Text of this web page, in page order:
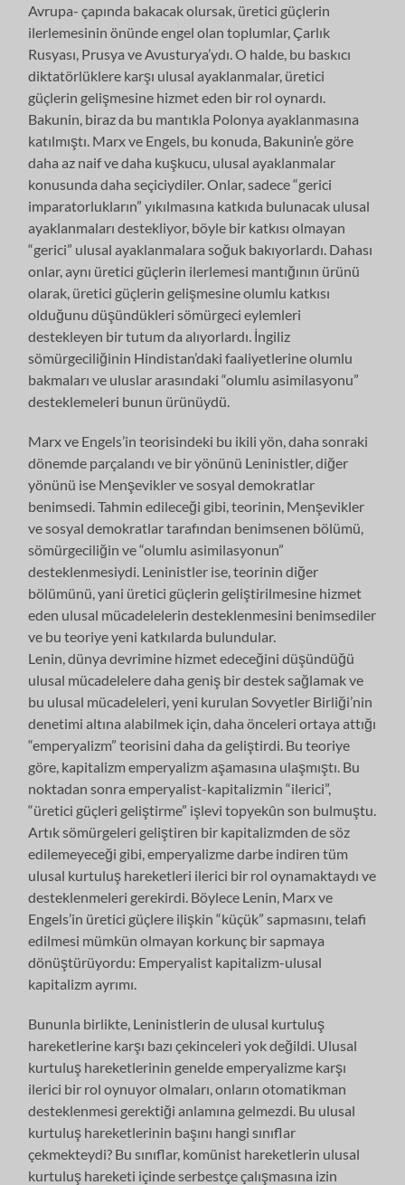
Avrupa- çapında bakacak olursak, üretici güçlerin
ilerlemesinin önünde engel olan toplumlar, Çarlık
Rusyası, Prusya ve Avusturya’ydı. O halde, bu baskıcı
diktatörlüklere karşı ulusal ayaklanmalar, üretici
güçlerin gelişmesine hizmet eden bir rol oynardı.
Bakunin, biraz da bu mantıkla Polonya ayaklanmasına
katılmıştı. Marx ve Engels, bu konuda, Bakunin’e göre
daha az naif ve daha kuşkucu, ulusal ayaklanmalar
konusunda daha seçiciydiler. Onlar, sadece “gerici
imparatorlukların” yıkılmasına katkıda bulunacak ulusal
ayaklanmaları destekliyor, böyle bir katkısı olmayan
“gerici” ulusal ayaklanmalara soğuk bakıyorlardı. Dahası
onlar, aynı üretici güçlerin ilerlemesi mantığının ürünü
olarak, üretici güçlerin gelişmesine olumlu katkısı
olduğunu düşündükleri sömürgeci eylemleri
destekleyen bir tutum da alıyorlardı. İngiliz
sömürgeciliğinin Hindistan’daki faaliyetlerine olumlu
bakmaları ve uluslar arasındaki “olumlu asimilasyonu”
desteklemeleri bunun ürünüydü.
Marx ve Engels’in teorisindeki bu ikili yön, daha sonraki
dönemde parçalandı ve bir yönünü Leninistler, diğer
yönünü ise Menşevikler ve sosyal demokratlar
benimsedi. Tahmin edileceği gibi, teorinin, Menşevikler
ve sosyal demokratlar tarafından benimsenen bölümü,
sömürgeciliğin ve “olumlu asimilasyonun”
desteklenmesiydi. Leninistler ise, teorinin diğer
bölümünü, yani üretici güçlerin geliştirilmesine hizmet
eden ulusal mücadelelerin desteklenmesini benimsediler
ve bu teoriye yeni katkılarda bulundular.
Lenin, dünya devrimine hizmet edeceğini düşündüğü
ulusal mücadelelere daha geniş bir destek sağlamak ve
bu ulusal mücadeleleri, yeni kurulan Sovyetler Birliği’nin
denetimi altına alabilmek için, daha önceleri ortaya attığı
“emperyalizm” teorisini daha da geliştirdi. Bu teoriye
göre, kapitalizm emperyalizm aşamasına ulaşmıştı. Bu
noktadan sonra emperyalist-kapitalizmin “ilerici”,
“üretici güçleri geliştirme” işlevi topyekûn son bulmuştu.
Artık sömürgeleri geliştiren bir kapitalizmden de söz
edilemeyeceği gibi, emperyalizme darbe indiren tüm
ulusal kurtuluş hareketleri ilerici bir rol oynamaktaydı ve
desteklenmeleri gerekirdi. Böylece Lenin, Marx ve
Engels’in üretici güçlere ilişkin “küçük” sapmasını, telafi
edilmesi mümkün olmayan korkunç bir sapmaya
dönüştürüyordu: Emperyalist kapitalizm-ulusal
kapitalizm ayrımı.
Bununla birlikte, Leninistlerin de ulusal kurtuluş
hareketlerine karşı bazı çekinceleri yok değildi. Ulusal
kurtuluş hareketlerinin genelde emperyalizme karşı
ilerici bir rol oynuyor olmaları, onların otomatikman
desteklenmesi gerektiği anlamına gelmezdi. Bu ulusal
kurtuluş hareketlerinin başını hangi sınıflar
çekmekteydi? Bu sınıflar, komünist hareketlerin ulusal
kurtuluş hareketi içinde serbestçe çalışmasına izin